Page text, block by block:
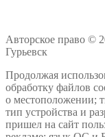
Авторское право ©
Гурьевск
Продолжая
обработку файлов
о местоположении;
тип устройства и
пришел на сайт